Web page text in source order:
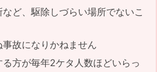
ど、駆除しづらい場所でないこ
故になりかねません
方が毎年2ケタ人数ほどいらっ